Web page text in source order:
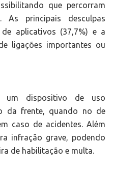
que percorram
As principais desculpas
aplicativos (37,7%) e a
ligações importantes ou
um dispositivo de uso
da frente, quando no de
caso de acidentes. Além
infração grave, podendo
de habilitação e multa.